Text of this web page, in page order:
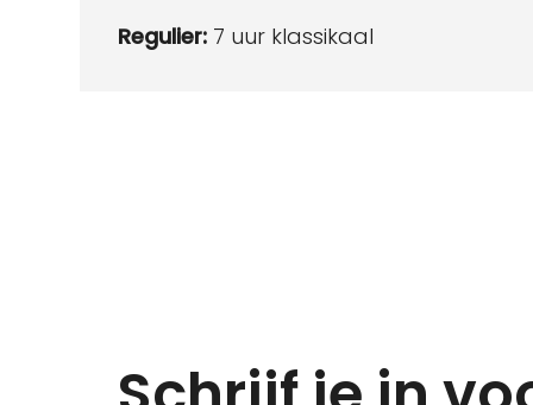
Regulier: 7 uur klassikaal